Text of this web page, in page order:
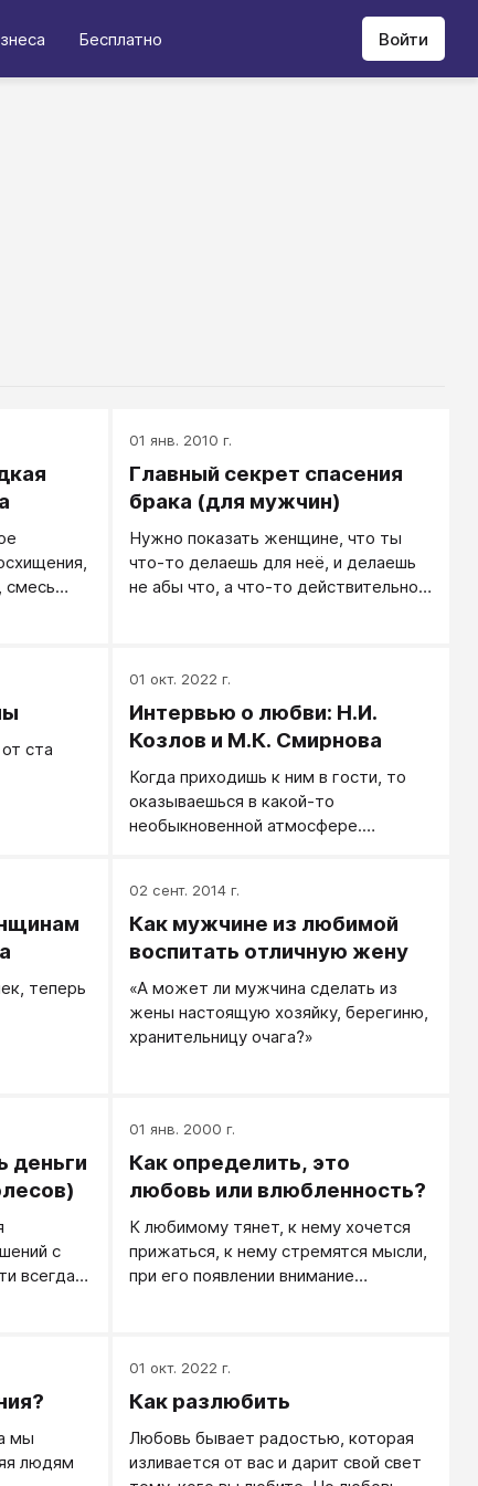
Бесплатно Войти
смесь
01 янв. 2010 г.
Главный секрет спасения
брака (для мужчин)
Нужно показать женщине, что ты
что-то делаешь для неё, и делаешь
не абы что, а что-то действительно
ста
01 окт. 2022 г.
Интервью о любви: Н.И.
Козлов и М.К. Смирнова
Когда приходишь к ним в гости, то
оказываешься в какой-то
необыкновенной атмосфере.
остаётся где-то совсем-совсем
далеко…
теперь
02 сент. 2014 г.
Как мужчине из любимой
воспитать отличную жену
«А может ли мужчина сделать из
жены настоящую хозяйку, берегиню,
хранительницу очага?»
деньги
с
всегда
01 янв. 2000 г.
Как определить, это
любовь или влюбленность?
К любимому тянет, к нему хочется
прижаться, к нему стремятся мысли,
при его появлении внимание
влюбленностью.
мы
людям
01 окт. 2022 г.
Как разлюбить
Любовь бывает радостью, которая
изливается от вас и дарит свой свет